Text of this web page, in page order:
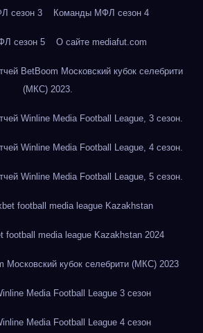
сезон 3 Команды МФЛ сезон 4
сезон 5 О сайте mediafut.com
BetBoom Московский кубок селебрити
(МКС) 2023.
Winline Media Football League, 3 сезон.
Winline Media Football League, 4 сезон.
Winline Media Football League, 5 сезон.
football media league Kazakhstan
football media league Kazakhstan 2024
Московский кубок селебрити (МКС) 2023
Media Football League 3 сезон
Media Football League 4 сезон